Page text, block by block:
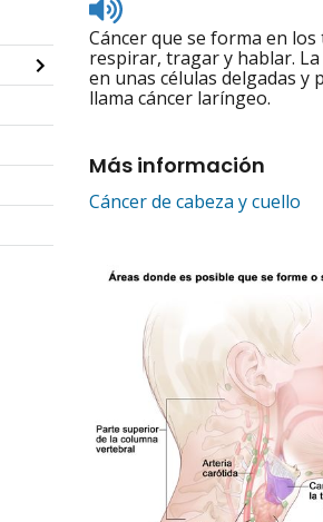
to
pronunciation
Cáncer que se forma en
respirar, tragar y hablar. La
en unas células delgadas y
llama cáncer laríngeo.
Más información
Cáncer de cabeza y cuello